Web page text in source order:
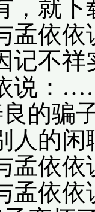
，就
孟依
记不
说：
的骗
的闲
孟依
孟依